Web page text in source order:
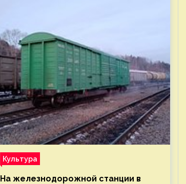
Культура
На железнодорожной станции в